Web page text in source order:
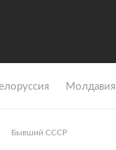
Молдавия
Бывший СССР